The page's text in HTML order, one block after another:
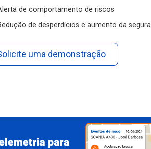
de comportamento de riscos
de desperdícios e aumento da
uma demonstração